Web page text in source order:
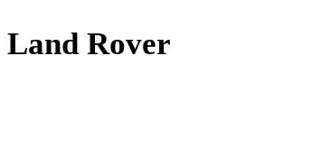
Land Rover